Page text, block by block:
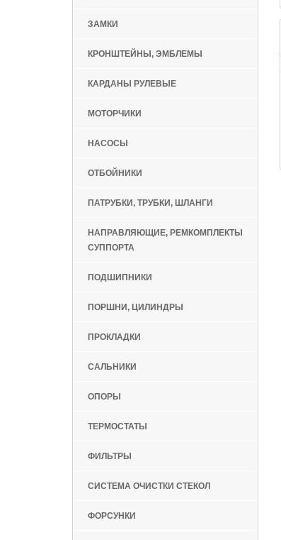
ЗАМКИ
КРОНШТЕЙНЫ, ЭМБЛЕМЫ
КАРДАНЫ РУЛЕВЫЕ
МОТОРЧИКИ
НАСОСЫ
ОТБОЙНИКИ
ПАТРУБКИ, ТРУБКИ, ШЛАНГИ
НАПРАВЛЯЮЩИЕ, РЕМКОМПЛЕКТЫ
СУППОРТА
ПОДШИПНИКИ
ПОРШНИ, ЦИЛИНДРЫ
ПРОКЛАДКИ
САЛЬНИКИ
ОПОРЫ
ТЕРМОСТАТЫ
ФИЛЬТРЫ
СИСТЕМА ОЧИСТКИ СТЕКОЛ
ФОРСУНКИ